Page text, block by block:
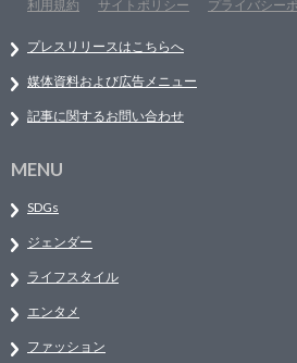
利用規約
サイトポリシー プライバシー
プレスリリースはこちらへ
媒体資料および広告メニュー
記事に関するお問い合わせ
MENU
SDGs
ジェンダー
ライフスタイル
エンタメ
ファッション